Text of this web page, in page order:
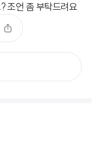
조언 좀 부탁드려요